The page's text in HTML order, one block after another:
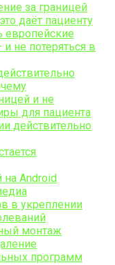
за границей
даёт пациенту
европейские
не потеряться в
и не
для пациента
действительно
Android
в укреплении
монтаж
программ